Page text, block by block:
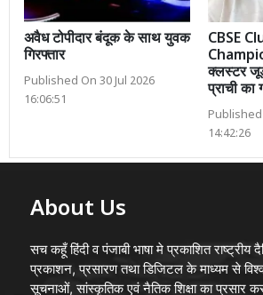
अवैध टोपीदार बंदूक के साथ युवक
गिरफ्तार
Published On 30 Jul 2026
16:06:51
CBSE
क्लस्टर
प्राची का
Published
14:42:26
About Us
सच कहूँ हिंदी व पंजाबी भाषा मे प्रकाशित
प्रकाशन, प्रसारण तथा डिजिटल के माध्यम से
सूचनाओं, सांस्कृतिक एवं नैतिक शिक्षा का प्रसार